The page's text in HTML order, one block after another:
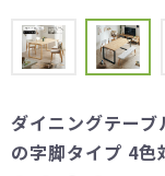
ダイニングテー
の字脚タイプ 4色